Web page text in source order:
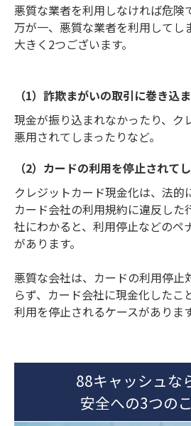
悪質な業者を利用しなければ危険
万が一、悪質な業者を利用してし
大きく2つございます。
（1）詐欺まがいの取引に巻き込
現金が振り込まれなかったり、ク
悪用されてしまったりなど。
（2）カードの利用を停止されて
クレジットカード現金化は、法的
カード会社の利用規約に違反した
社にわかると、 利用停止などのペ
があります。
悪質な会社は、カードの利用停止
らず、カード会社に現金化したこ
利用を停止されるケースがあります
88キャッシュな
安全への3つの